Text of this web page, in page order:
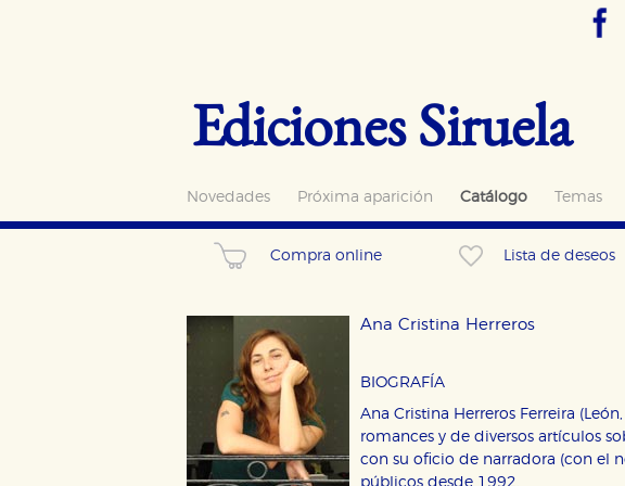
Ediciones Siruela
Novedades Próxima aparición Catálogo Temas
Compra online Lista de deseos
Ana Cristina Herreros
BIOGRAFÍA
Ana Cristina Herreros Ferreira
romances y de diversos artículos
con su oficio de narradora (con el
públicos desde 1992.